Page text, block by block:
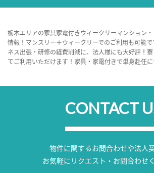
栃木エリアの家具家電付きウィークリーマンション
情報！マンスリー＋ウィークリーでのご利用も可能
ネス出張・研修の経費削減に、法人様にも大好評！
てご利用いただけます！家具・家電付きで単身赴任に
CONTACT
物件に関するお問合わせや法人契
お気軽にリクエスト・お問合わせ